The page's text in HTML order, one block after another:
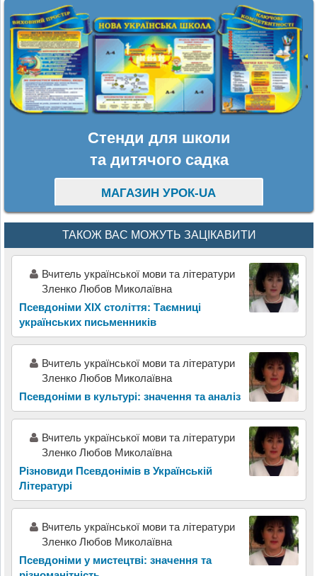
Стенди для школи
та дитячого садка
МАГАЗИН УРОК-UA
ТАКОЖ ВАС МОЖУТЬ ЗАЦІКАВИТИ
Вчитель української мови та літератури
Зленко Любов Миколаївна
Псевдоніми XIX століття: Таємниці
українських письменників
Вчитель української мови та літератури
Зленко Любов Миколаївна
Псевдоніми в культурі: значення та аналіз
Вчитель української мови та літератури
Зленко Любов Миколаївна
Різновиди Псевдонімів в Українській
Літературі
Вчитель української мови та літератури
Зленко Любов Миколаївна
Псевдоніми у мистецтві: значення та